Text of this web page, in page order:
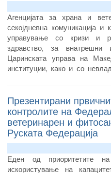
Агенцијата за храна и
секојдневна комуникација и
управување со кризи и
здравство, за
Царинската управа на
институции, како и со
храна за мигрантите.
Презентирани
контролите на
ветеринарен и
Руската Федерација
Еден од приоритетите
искористување на